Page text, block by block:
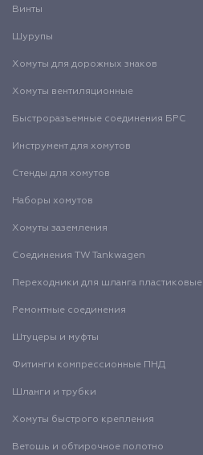
Винты
Шурупы
Хомуты для дорожных знаков
Хомуты вентиляционные
Быстроразъемные соединения БРС
Инструмент для хомутов
Стенды для хомутов
Наборы хомутов
Хомуты заземления
Соединения TW Tankwagen
Переходники для шланга пластиковые
Ремонтные соединения
Штуцеры и муфты
Фитинги компрессионные ПНД
Шланги и трубки
Хомуты быстрого крепления
Ветошь и обтирочное полотно